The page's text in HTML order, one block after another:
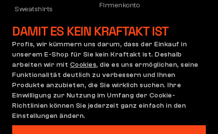
Sweatshirts
Firmenkonto
Reklamation und Garantie
Allgemeine
Geschäftsbedingungen
(AGB)
Reklamationsrichtlinie
Cookie-Einstellungen Datenschutzerklärung
DAMIT ES KEIN KRAFTAKT IST
Profis, wir kümmern uns darum, dass der Einkauf in
unserem E-Shop für Sie kein Kraftakt ist. Deshalb
arbeiten wir mit Cookies, die es uns ermöglichen, seine
Funktionalität deutlich zu verbessern und Ihnen
Produkte anzubieten, die Sie wirklich suchen. Ihre
Einwilligung zur Nutzung im Umfang der Cookie-
Richtlinien können Sie jederzeit ganz einfach in den
Einstellungen ändern.